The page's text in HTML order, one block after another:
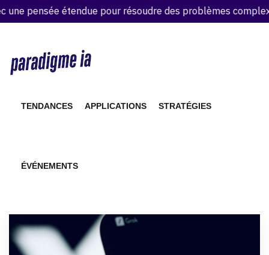
pensée étendue pour résoudre des problèmes complexes
TENDANCES APPLICATIONS STRATÉGIES
ÉVÉNEMENTS